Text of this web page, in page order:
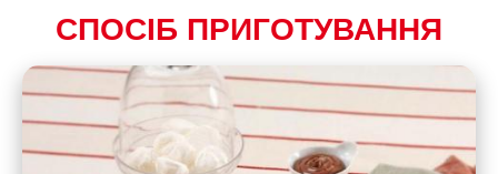
СПОСІБ ПРИГОТУВАННЯ